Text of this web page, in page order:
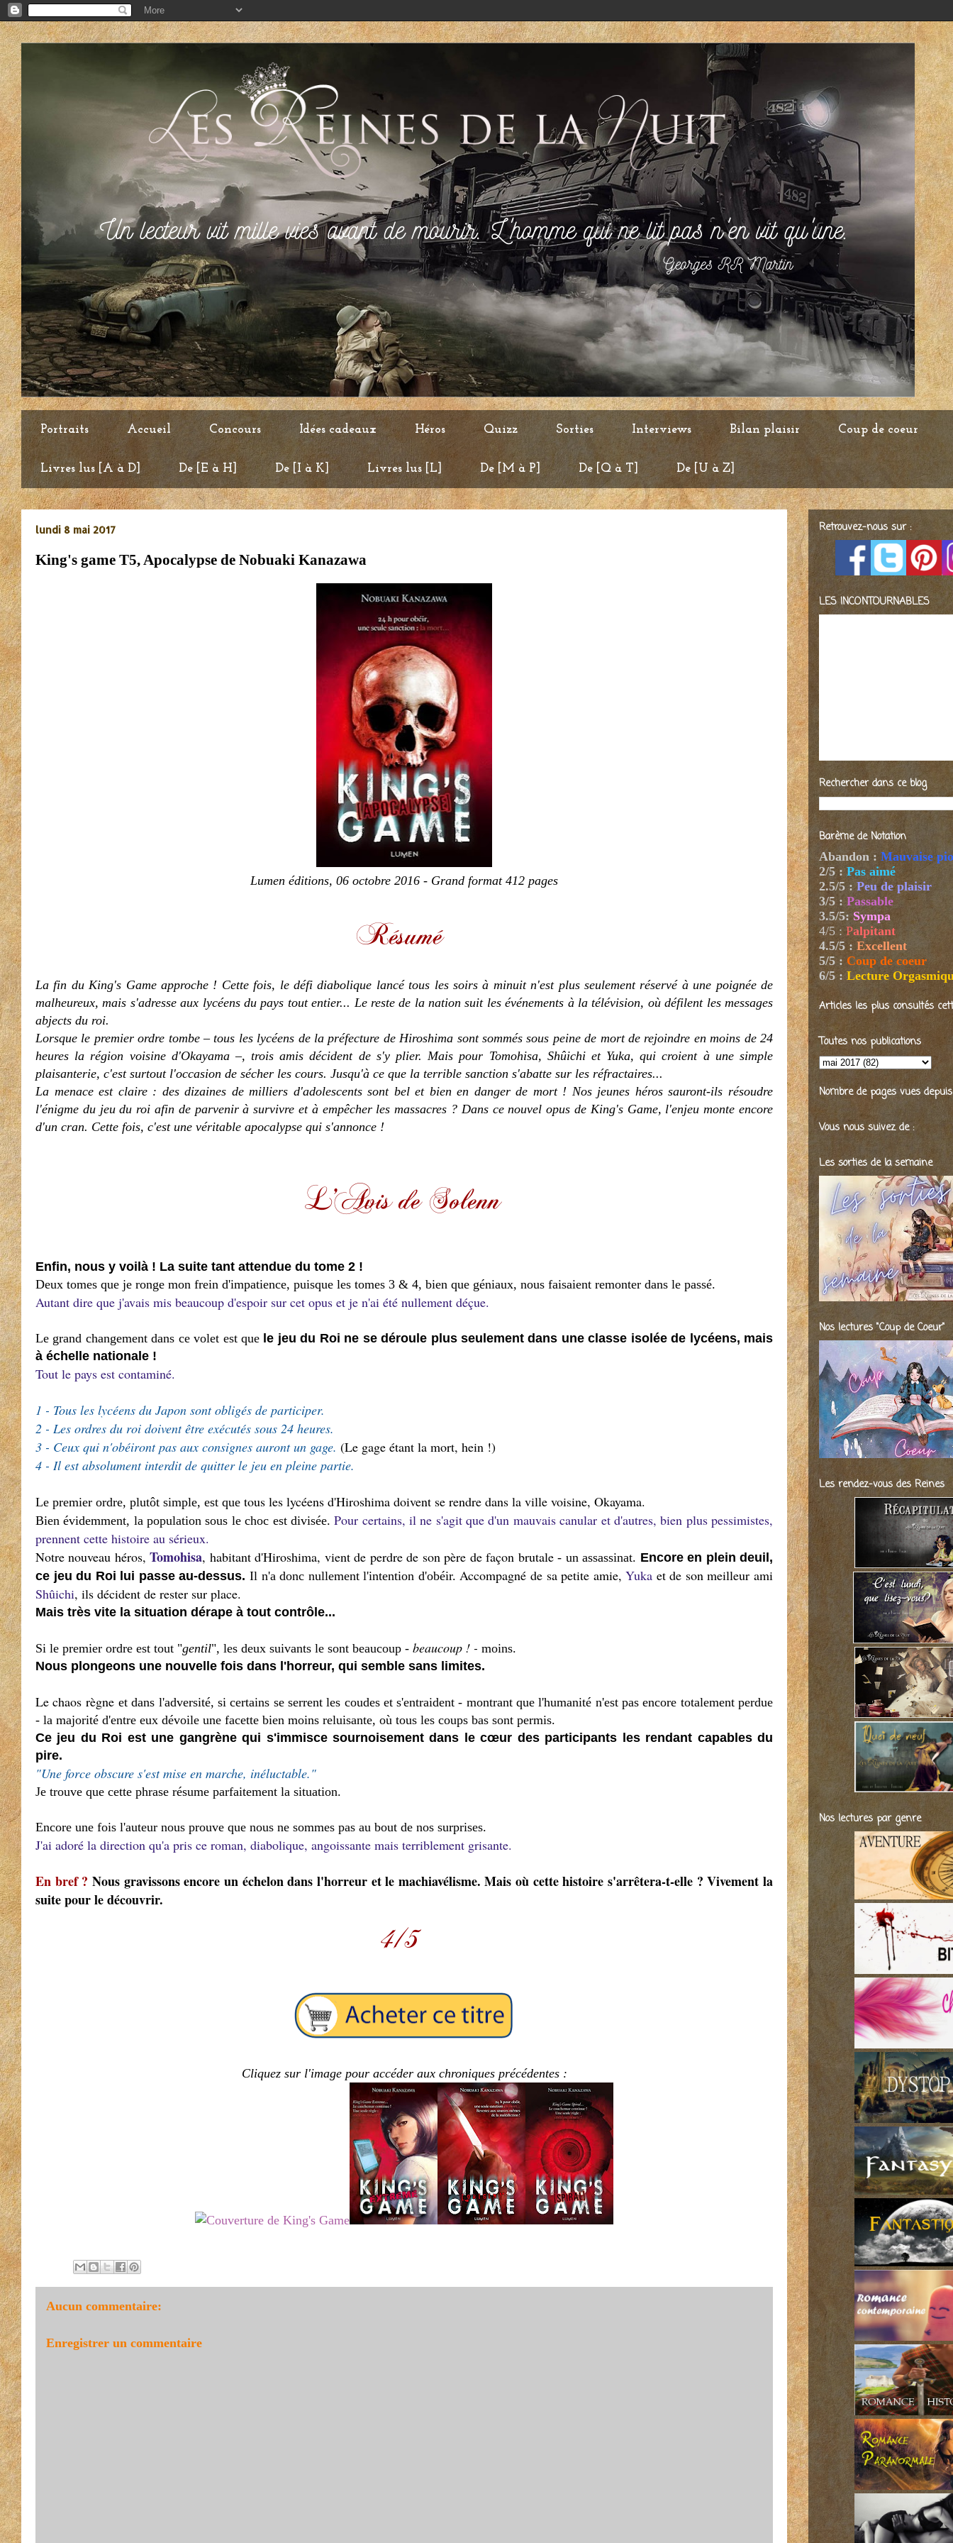
Portraits Accueil Concours Idées cadeaux Héros Quizz Sorties Interviews Bilan plaisir Coup de coeur
Livres lus [A à D] De [E à H] De [I à K] Livres lus [L] De [M à P] De [Q à T] De [U à Z]
lundi 8 mai 2017
King's game T5, Apocalypse de Nobuaki Kanazawa
Lumen éditions, 06 octobre 2016 - Grand format 412 pages
La fin du King's Game approche ! Cette fois, le défi diabolique lancé tous les soirs à minuit n'est plus seulement réservé à une poignée de
malheureux, mais s'adresse aux lycéens du pays tout entier... Le reste de la nation suit les événements à la télévision, où défilent les messages
abjects du roi.
Lorsque le premier ordre tombe – tous les lycéens de la préfecture de Hiroshima sont sommés sous peine de mort de rejoindre en moins de 24
heures la région voisine d'Okayama –, trois amis décident de s'y plier. Mais pour Tomohisa, Shûichi et Yuka, qui croient à une simple
plaisanterie, c'est surtout l'occasion de sécher les cours. Jusqu'à ce que la terrible sanction s'abatte sur les réfractaires...
La menace est claire : des dizaines de milliers d'adolescents sont bel et bien en danger de mort ! Nos jeunes héros sauront-ils résoudre
l'énigme du jeu du roi afin de parvenir à survivre et à empêcher les massacres ? Dans ce nouvel opus de King's Game, l'enjeu monte encore
d'un cran. Cette fois, c'est une véritable apocalypse qui s'annonce !
Enfin, nous y voilà ! La suite tant attendue du tome 2 !
Deux tomes que je ronge mon frein d'impatience, puisque les tomes 3 & 4, bien que géniaux, nous faisaient remonter dans le passé.
Autant dire que j'avais mis beaucoup d'espoir sur cet opus et je n'ai été nullement déçue.
Le grand changement dans ce volet est que le jeu du Roi ne se déroule plus seulement dans une classe isolée de lycéens, mais
à échelle nationale !
Tout le pays est contaminé.
1 - Tous les lycéens du Japon sont obligés de participer.
2 - Les ordres du roi doivent être exécutés sous 24 heures.
3 - Ceux qui n'obéiront pas aux consignes auront un gage. (Le gage étant la mort, hein !)
4 - Il est absolument interdit de quitter le jeu en pleine partie.
Le premier ordre, plutôt simple, est que tous les lycéens d'Hiroshima doivent se rendre dans la ville voisine, Okayama.
Bien évidemment, la population sous le choc est divisée. Pour certains, il ne s'agit que d'un mauvais canular et d'autres, bien plus pessimistes,
prennent cette histoire au sérieux.
Notre nouveau héros,Tomohisa, habitant d'Hiroshima, vient de perdre de son père de façon brutale- un assassinat. Encore en plein deuil,
ce jeu du Roi lui passe au-dessus. Il n'a donc nullement l'intention d'obéir.Accompagné de sa petite amie, Yuka et de son meilleur ami
Shûichi, ils décident de rester sur place.
Mais très vite la situation dérape à tout contrôle...
Si le premier ordre est tout "gentil", les deux suivants le sont beaucoup - beaucoup ! - moins.
Nous plongeons une nouvelle fois dans l'horreur, qui semble sans limites.
Le chaos règne et dans l'adversité, si certains se serrent les coudes et s'entraident - montrant que l'humanité n'est pas encore totalement perdue
- la majorité d'entre eux dévoile une facette bien moins reluisante, où tous les coups bas sont permis.
Ce jeu du Roi est une gangrène qui s'immisce sournoisement dans le cœur des participants les rendant capables du
pire.
"Une force obscure s'est mise en marche, inéluctable."
Je trouve que cette phrase résume parfaitement la situation.
Encore une fois l'auteur nous prouve que nous ne sommes pas au bout de nos surprises.
J'ai adoré la direction qu'a pris ce roman, diabolique, angoissante mais terriblement grisante.
En bref ? Nous gravissons encore un échelon dans l'horreur et le machiavélisme. Mais où cette histoire s'arrêtera-t-elle ? Vivement la
suite pour le découvrir.
Cliquez sur l'image pour accéder aux chroniques précédentes :
Aucun commentaire:
Enregistrer un commentaire
Retrouvez-nous sur :
LES INCONTOURNABLES
Rechercher dans ce blog
Barème de Notation
Abandon : Mauvaise
2/5 : Pas aimé
2.5/5 : Peu de plaisir
3/5 : Passable
3.5/5: Sympa
4/5 : Palpitant
4.5/5 : Excellent
5/5 : Coup de coeur
6/5: Lecture
Articles les plus consultés
Toutes nos publications
Nombre de pages vues depuis
Vous nous suivez de :
Les sorties de la semaine
Nos lectures "Coup de Coeur"
Les rendez-vous des Reines
Nos lectures par genre